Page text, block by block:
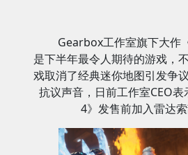
Gearbox工作室旗下大作
是下半年最令人期待的游戏，
戏取消了经典迷你地图引发争
抗议声音，日前工作室CEO
4》发售前加入雷达索